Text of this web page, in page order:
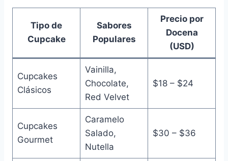
Tipo de
Cupcake
Sabores
Populares
Precio por
Docena
(USD)
Cupcakes
Clásicos
Vainilla,
Chocolate,
Red Velvet
$18 – $24
Cupcakes
Gourmet
Caramelo
Salado,
Nutella
$30 – $36